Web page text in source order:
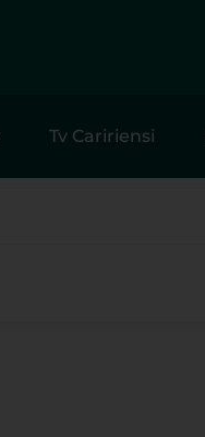
Tv Caririensi